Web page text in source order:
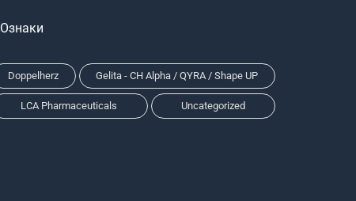
Ознаки
Doppelherz Gelita - CH Alpha / QYRA / Shape UP
LCA Pharmaceuticals Uncategorized